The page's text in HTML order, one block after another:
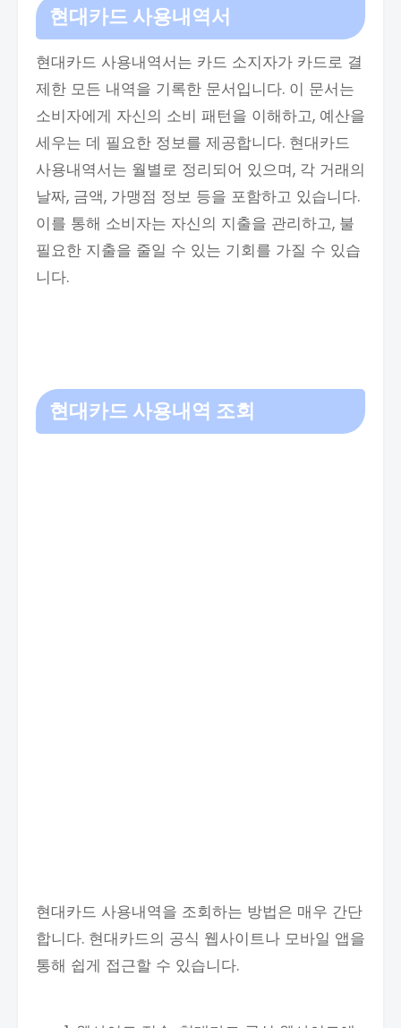
현대카드 사용내역서
현대카드 사용내역서는 카드 소지자가 카드로 결
제한 모든 내역을 기록한 문서입니다. 이 문서는
소비자에게 자신의 소비 패턴을 이해하고, 예산을
세우는 데 필요한 정보를 제공합니다. 현대카드
사용내역서는 월별로 정리되어 있으며, 각 거래의
날짜, 금액, 가맹점 정보 등을 포함하고 있습니다.
이를 통해 소비자는 자신의 지출을 관리하고, 불
필요한 지출을 줄일 수 있는 기회를 가질 수 있습
니다.
현대카드 사용내역 조회
현대카드 사용내역을 조회하는 방법은 매우 간단
합니다. 현대카드의 공식 웹사이트나 모바일 앱을
통해 쉽게 접근할 수 있습니다.